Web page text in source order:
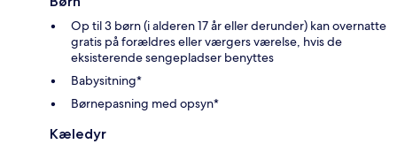
Op til 3 børn (i alderen 17 år eller derunder) kan overnatte
gratis på forældres eller værgers værelse, hvis de
eksisterende sengepladser benyttes
Babysitning*
Børnepasning med opsyn*
Kæledyr